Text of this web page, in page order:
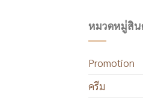
หมวดหมู่สิน
Promotion
ครีม